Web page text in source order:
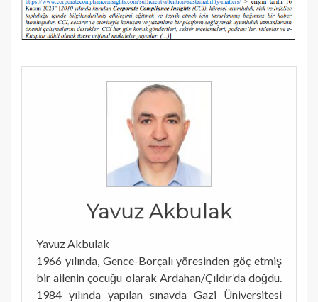
Yavuz Akbulak
Yavuz Akbulak
1966 yılında, Gence-Borçalı yöresinden göç etmiş
bir ailenin çocuğu olarak Ardahan/Çıldır’da doğdu.
1984 yılında yapılan sınavda Gazi Üniversitesi